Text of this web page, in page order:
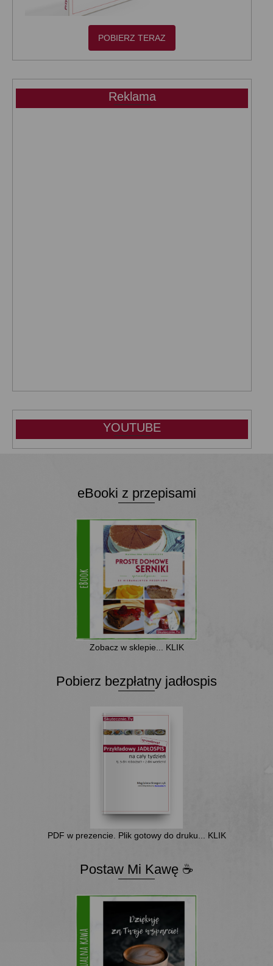
POBIERZ TERAZ
Reklama
YOUTUBE
eBooki z przepisami
Zobacz w sklepie... KLIK
Pobierz bezpłatny jadłospis
PDF w prezencie. Plik gotowy do druku... KLIK
Postaw Mi Kawę ☕